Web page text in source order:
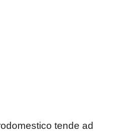
tende ad